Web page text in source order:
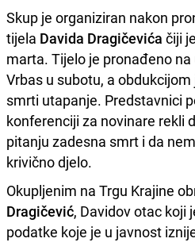
Skup je organiziran nakon
tijela Davida Dragičevića čiji
marta. Tijelo je pronađeno
Vrbas u subotu, a
smrti utapanje. Predstavnici
konferenciji za novinare rekli
pitanju zadesna smrt i da
krivično djelo.
Okupljenim na Trgu Krajine
Dragičević, Davidov otac koji
podatke koje je u javnost